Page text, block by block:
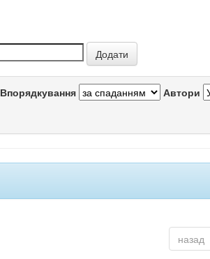
Впорядкування Автори
назад